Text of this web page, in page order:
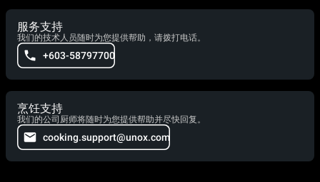
服务支持
我们的技术人员随时为您提供帮助，请拨打电话。
+603-58797700
烹饪支持
我们的公司厨师将随时为您提供帮助并尽快回复。
cooking.support@unox.com